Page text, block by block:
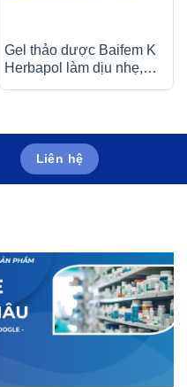
Gel thảo dược Baifem K
Herbapol làm dịu nhẹ,
Liên hệ